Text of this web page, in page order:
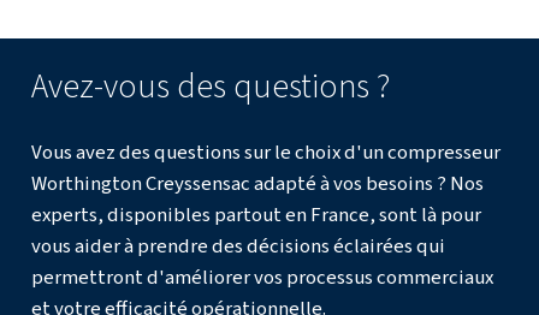
Ai-je besoin d'un budget
passer à un compresseur à vis à
Bien que le coût initial soit plus élevé, les économies
terme justifient souvent l'investissement. Vous pouvez
explorer des options de crédit-bail ou de financement
plus respectueux du budget.